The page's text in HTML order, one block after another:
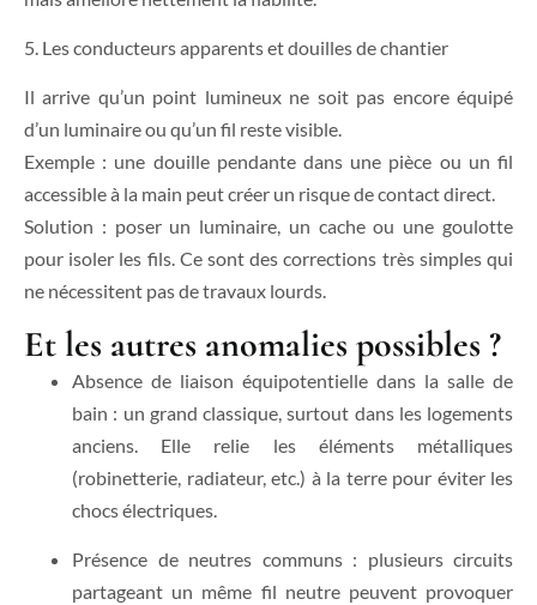
5. Les conducteurs apparents et douilles de chantier
Il arrive qu’un point lumineux ne soit pas encore équipé
d’un luminaire ou qu’un fil reste visible.
Exemple : une douille pendante dans une pièce ou un fil
accessible à la main peut créer un risque de contact direct.
Solution : poser un luminaire, un cache ou une goulotte
pour isoler les fils. Ce sont des corrections très simples qui
ne nécessitent pas de travaux lourds.
Et les autres anomalies possibles ?
Absence de liaison équipotentielle dans la salle de
bain : un grand classique, surtout dans les logements
anciens. Elle relie les éléments métalliques
(robinetterie, radiateur, etc.) à la terre pour éviter les
chocs électriques.
Présence de neutres communs : plusieurs circuits
partageant un même fil neutre peuvent provoquer